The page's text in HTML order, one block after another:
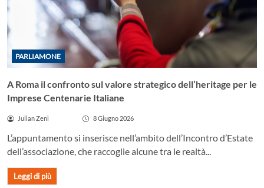
PARLIAMONE
A Roma il confronto sul valore strategico dell’heritage per le
Imprese Centenarie Italiane
Julian Zeni 8 Giugno 2026
L’appuntamento si inserisce nell’ambito dell’Incontro d’Estate
dell’associazione, che raccoglie alcune tra le realtà...
Leggi di più